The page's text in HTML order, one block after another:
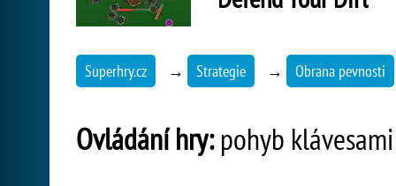
Superhry.cz → Strategie → Obrana pevnosti
Ovládání hry:pohyb klávesami